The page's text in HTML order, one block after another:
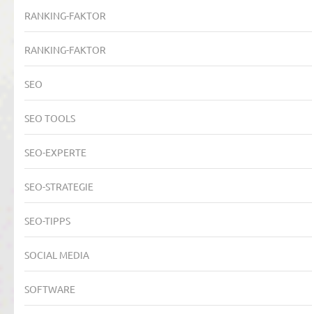
RANKING-FAKTOR
RANKING-FAKTOR
SEO
SEO TOOLS
SEO-EXPERTE
SEO-STRATEGIE
SEO-TIPPS
SOCIAL MEDIA
SOFTWARE